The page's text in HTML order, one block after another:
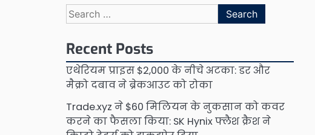
Search
for:
Recent Posts
एथेरियम प्राइस $2,000 के नीचे अटका: डर और
मैक्रो दबाव ने ब्रेकआउट को रोका
Trade.xyz ने $60 मिलियन के नुकसान को कवर
करने का फैसला किया: SK Hynix फ्लैश क्रैश ने